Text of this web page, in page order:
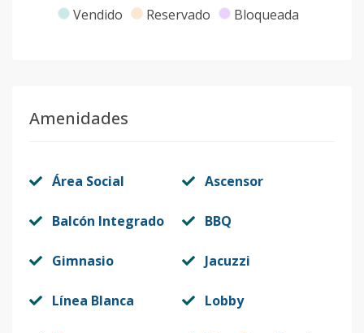
Vendido Reservado Bloqueada
Amenidades
Área Social Ascensor
Balcón Integrado BBQ
Gimnasio Jacuzzi
Línea Blanca Lobby